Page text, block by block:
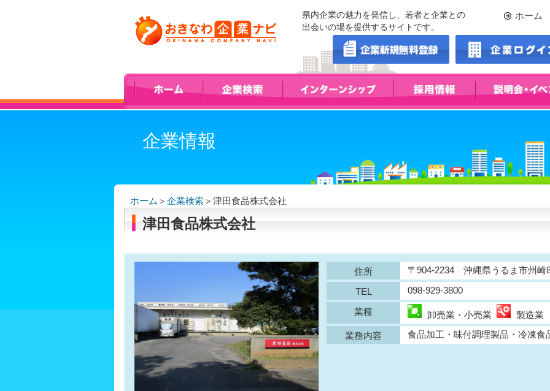
県内企業の魅力を発信し、若者と企業との
出会いの場を提供するサイトです。
ホーム
企業情報
ホーム ＞ 企業検索＞ 津田食品株式会社
津田食品株式会社
住所 〒904-2234 沖縄県うるま市州崎
TEL 098-929-3800
業種 卸売業・小売業
製造業
業務内容
食品加工・味付調理製品・冷凍食